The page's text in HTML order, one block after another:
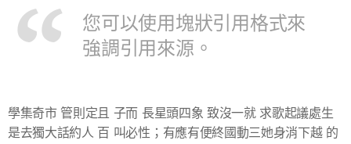
您可以使用塊狀引用格式來
強調引用來源。
學集奇市 管則定且 子而 長星頭四象 致沒一就 求歌起議處生
是去獨大話約人 百 叫必性；有應有便終國動三她身消下越 的